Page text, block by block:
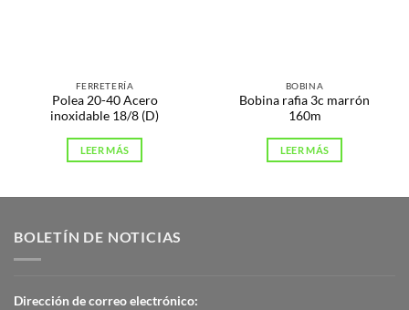
FERRETERÍA
Polea 20-40 Acero
inoxidable 18/8 (D)
LEER MÁS
BOBINA
Bobina rafia 3c marrón
160m
LEER MÁS
BOLETÍN DE NOTICIAS
Dirección de correo electrónico: